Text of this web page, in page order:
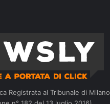
Registrata al Tribunale di Milano